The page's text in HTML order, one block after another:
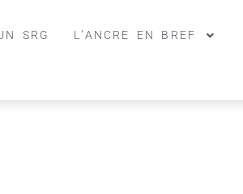
SRG L’ANCRE EN BREF